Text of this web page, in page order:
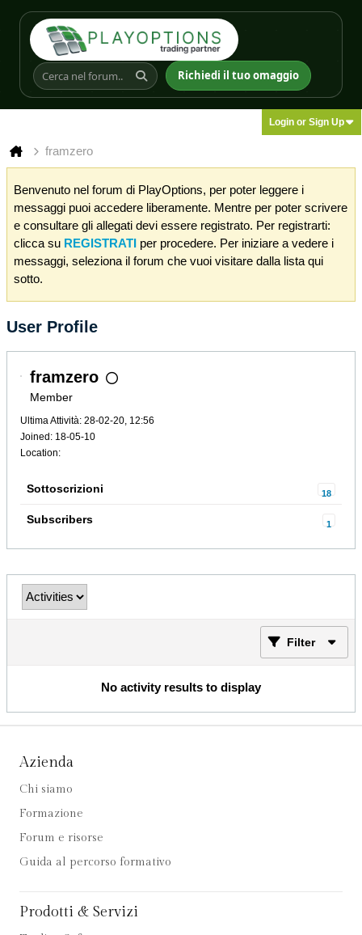
Richiedi il tuo omaggio
Login or Sign Up
framzero
Benvenuto nel forum di PlayOptions, per poter leggere i
messaggi puoi accedere liberamente. Mentre per poter scrivere
e consultare gli allegati devi essere registrato. Per registrarti:
clicca su REGISTRATI per procedere. Per iniziare a vedere i
messaggi, seleziona il forum che vuoi visitare dalla lista qui
sotto.
User Profile
framzero
Member
Ultima Attività: 28-02-20, 12:56
Joined: 18-05-10
Location:
Sottoscrizioni 18
Subscribers 1
Filter
No activity results to display
Azienda
Chi siamo
Formazione
Forum e risorse
Guida al percorso formativo
Prodotti & Servizi